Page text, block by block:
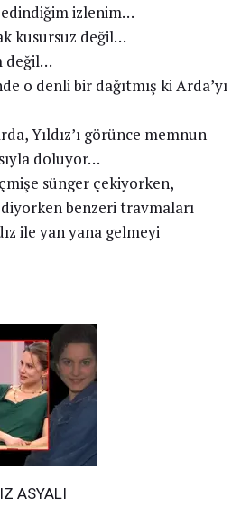
izlenim…
kusursuz değil…
değil…
o denli bir dağıtmış ki Arda’yı
Yıldız’ı görünce memnun
doluyor…
sünger çekiyorken,
benzeri travmaları
ile yan yana gelmeyi
ASYALI